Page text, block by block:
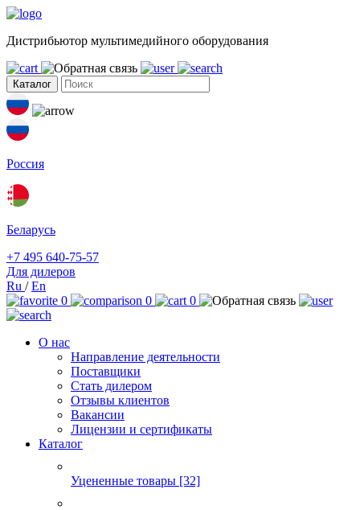
Дистрибьютор мультимедийного оборудования
Каталог
Россия
Беларусь
+7 495 640-75-57
Для дилеров
Ru /En
0
0 0
О нас
Направление деятельности
Поставщики
Стать дилером
Отзывы клиентов
Вакансии
Лицензии и сертификаты
Каталог
Уцененные товары [32]